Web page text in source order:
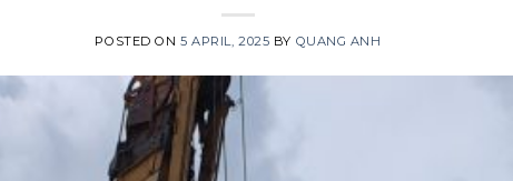
POSTED ON5 APRIL, 2025 BY QUANG ANH